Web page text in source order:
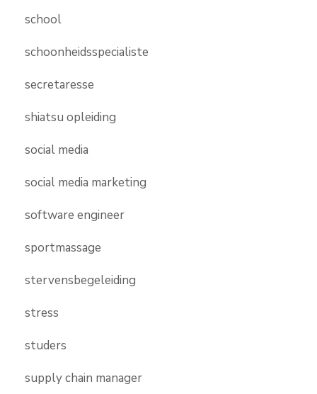
school
schoonheidsspecialiste
secretaresse
shiatsu opleiding
social media
social media marketing
software engineer
sportmassage
stervensbegeleiding
stress
studers
supply chain manager